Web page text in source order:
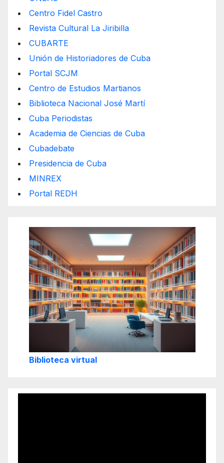
Centro Fidel Castro
Revista Cultural La Jiribilla
CUBARTE
Unión de Historiadores de Cuba
Portal SCJM
Centro de Estudios Martianos
Biblioteca Nacional José Martí
Cuba Periodistas
Academia de Ciencias de Cuba
Cubadebate
Presidencia de Cuba
MINREX
Portal REDH
Biblioteca virtual